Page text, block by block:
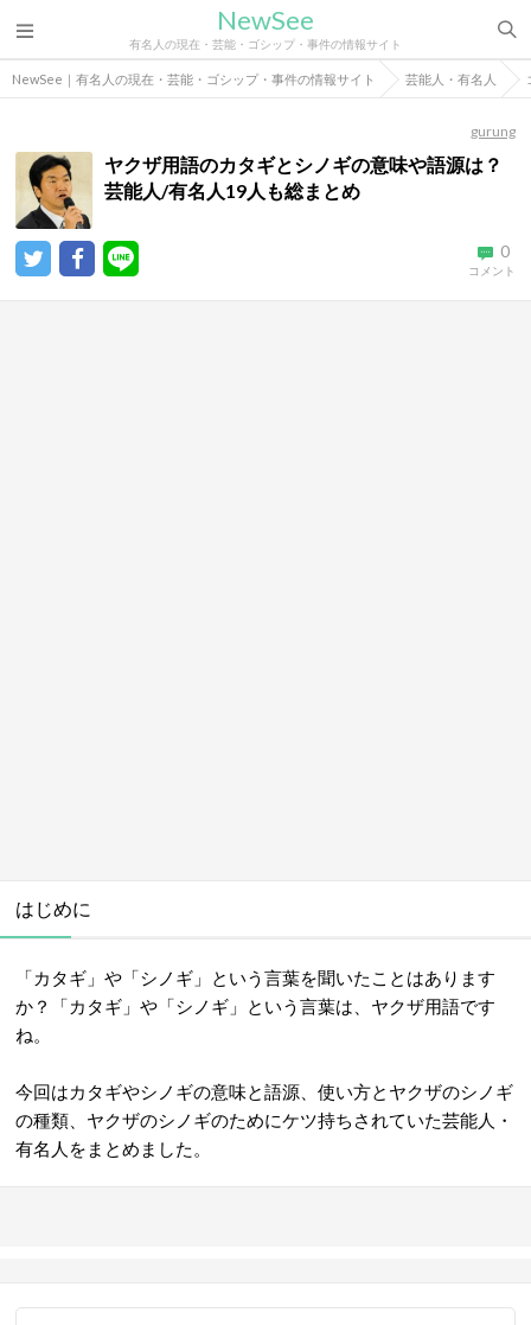
NewSee
有名人の現在・芸能・ゴシップ・事件の情報サイト
NewSee｜有名人の現在・芸能・ゴシップ・事件の情報サイト 芸能人・有名人
gurung
ヤクザ用語のカタギとシノギの意味や語源は？
芸能人/有名人19人も総まとめ
0
コメント
はじめに
「カタギ」や「シノギ」という言葉を聞いたことはあります
か？「カタギ」や「シノギ」という言葉は、ヤクザ用語です
ね。
今回はカタギやシノギの意味と語源、使い方とヤクザのシノギ
の種類、ヤクザのシノギのためにケツ持ちされていた芸能人・
有名人をまとめました。